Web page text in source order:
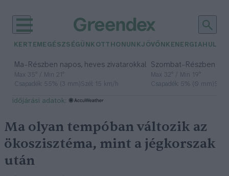
KERTEM EGÉSZSÉGÜNK OTTHONUNKJÖVŐNK ENERGIA
Ma– Részben napos, heves zivatarokkal
Max 35° / Min 21°
Csapadék: 55% (3 mm)Szél: 15 km/h
Szombat– Részben
Max 32° / Min 19°
Csapadék: 5% (0 mm)
időjárási adatok:
Ma olyan tempóban változik az
ökoszisztéma, mint a jégkorszak
után